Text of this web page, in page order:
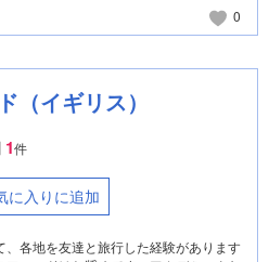
0
（イギリス）
1件
に入りに追加
各地を友達と旅行した経験があります